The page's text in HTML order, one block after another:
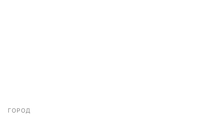
ГОРОД